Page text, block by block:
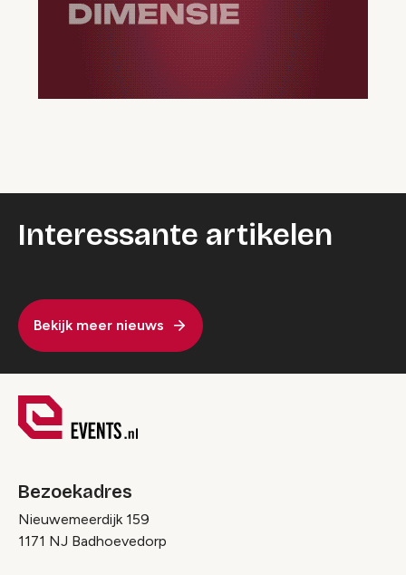
Interessante artikelen
Bekijk meer nieuws
Bezoekadres
Nieuwemeerdijk 159
1171 NJ Badhoevedorp